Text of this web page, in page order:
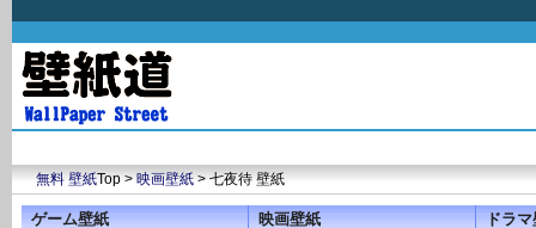
無料 壁紙Top >映画壁紙> 七夜待 壁紙
ゲーム壁紙 映画壁紙 ドラ